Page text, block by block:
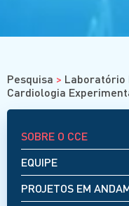
Pesquisa > Laboratório
Cardiologia
SOBRE O CCE
EQUIPE
PROJETOS EM